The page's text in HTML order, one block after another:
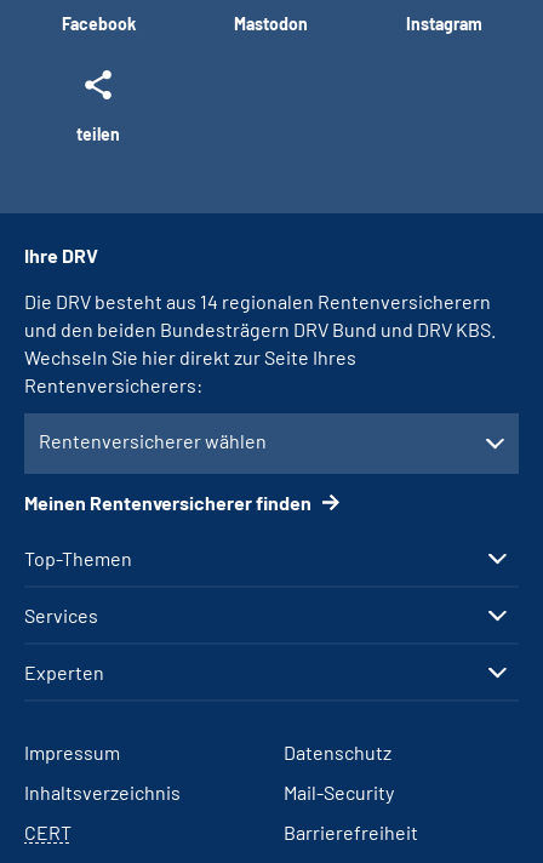
Facebook Mastodon Instagram
teilen
Top-Themen
Services
Experten
Ihre DRV
Die DRV besteht aus 14 regionalen Rentenversicherern
und den beiden Bundesträgern DRV Bund und DRV KBS.
Wechseln Sie hier direkt zur Seite Ihres
Rentenversicherers:
Rentenversicherer wählen
Meinen Rentenversicherer finden
Impressum
Datenschutz
Inhaltsverzeichnis
Mail-Security
CERT
Barrierefreiheit